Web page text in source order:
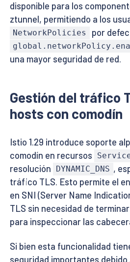
disponible para los
ztunnel, permitiendo a los
NetworkPolicies por
una mayor seguridad de red.
Gestión del tráfico
hosts con comodín
Istio 1.29 introduce soporte
comodín en recursos
resolución
DYNAMIC_DNS ,
tráfico TLS. Esto permite el
en SNI (Server Name
TLS sin necesidad de
para inspeccionar las
Si bien esta funcionalidad
seguridad importantes debido